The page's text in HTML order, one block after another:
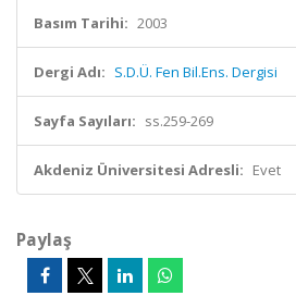
Basım Tarihi: 2003
Dergi Adı: S.D.Ü. Fen Bil.Ens. Dergisi
Sayfa Sayıları: ss.259-269
Akdeniz Üniversitesi Adresli: Evet
Paylaş